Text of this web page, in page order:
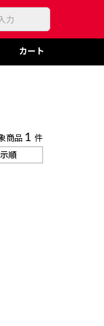
カート
商品 1 件
順